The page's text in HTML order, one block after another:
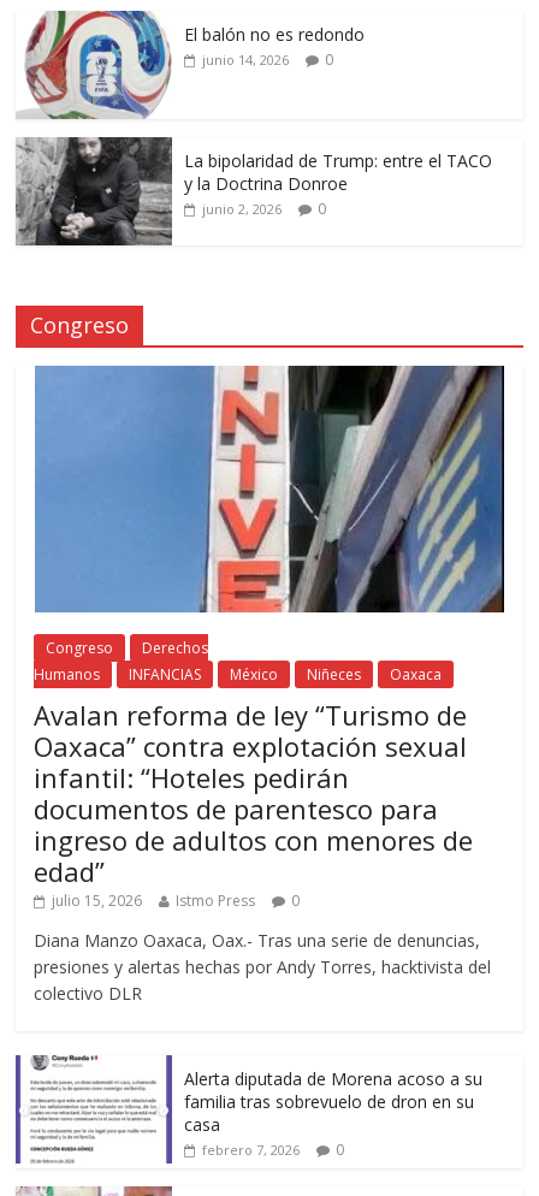
El balón no es redondo
junio 14, 2026 0
La bipolaridad de Trump: entre el TACO
y la Doctrina Donroe
junio 2, 2026 0
Congreso
Congreso
Derechos
Humanos
INFANCIAS México Niñeces Oaxaca
Avalan reforma de ley “Turismo de
Oaxaca” contra explotación sexual
infantil: “Hoteles pedirán
documentos de parentesco para
ingreso de adultos con menores de
edad”
julio 15, 2026 Istmo Press 0
Diana Manzo Oaxaca, Oax.- Tras una serie de denuncias,
presiones y alertas hechas por Andy Torres, hacktivista del
colectivo DLR
Alerta diputada de Morena acoso a su
familia tras sobrevuelo de dron en su
casa
febrero 7, 2026 0